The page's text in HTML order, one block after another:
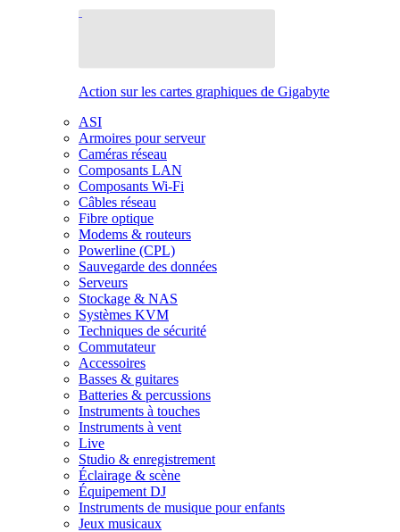
Action sur les cartes graphiques de Gigabyte
ASI
Armoires pour serveur
Caméras réseau
Composants LAN
Composants Wi-Fi
Câbles réseau
Fibre optique
Modems & routeurs
Powerline (CPL)
Sauvegarde des données
Serveurs
Stockage & NAS
Systèmes KVM
Techniques de sécurité
Commutateur
Accessoires
Basses & guitares
Batteries & percussions
Instruments à touches
Instruments à vent
Live
Studio & enregistrement
Éclairage & scène
Équipement DJ
Instruments de musique pour enfants
Jeux musicaux